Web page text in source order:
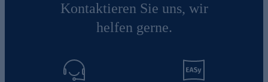
Kontaktieren Sie uns, wir
helfen gerne.